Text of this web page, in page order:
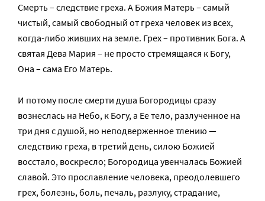
Смерть – следствие греха. А Божия Матерь – самый
чистый, самый свободный от греха человек из всех,
когда-либо живших на земле. Грех – противник Бога. А
святая Дева Мария – не просто стремящаяся к Богу,
Она – сама Его Матерь.
И потому после смерти душа Богородицы сразу
вознеслась на Небо, к Богу, а Ее тело, разлученное на
три дня с душой, но неподверженное тлению —
следствию греха, в третий день, силою Божией
восстало, воскресло; Богородица увенчалась Божией
славой. Это прославление человека, преодолевшего
грех, болезнь, боль, печаль, разлуку, страдание,